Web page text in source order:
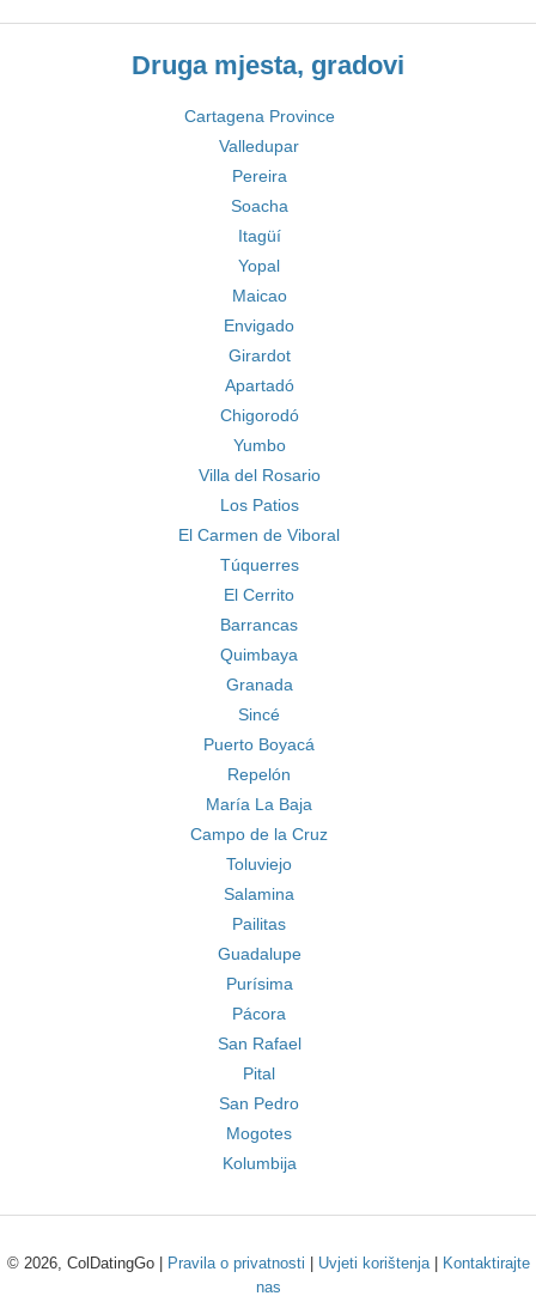
Druga mjesta, gradovi
Cartagena Province
Valledupar
Pereira
Soacha
Itagüí
Yopal
Maicao
Envigado
Girardot
Apartadó
Chigorodó
Yumbo
Villa del Rosario
Los Patios
El Carmen de Viboral
Túquerres
El Cerrito
Barrancas
Quimbaya
Granada
Sincé
Puerto Boyacá
Repelón
María La Baja
Campo de la Cruz
Toluviejo
Salamina
Pailitas
Guadalupe
Purísima
Pácora
San Rafael
Pital
San Pedro
Mogotes
Kolumbija
© 2026, ColDatingGo | Pravila o privatnosti Uvjeti korištenja|
Kontaktirajte
nas